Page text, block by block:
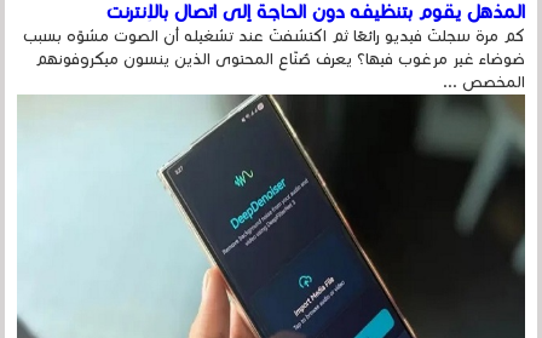
المذهل يقوم بتنظيفه دون الحاجة إلى اتصال بالإنترنت
كم مرة سجلتَ فيديو رائعًا ثم اكتشفتَ عند تشغيله أن الصوت مشوّه بسبب
ضوضاء غير مرغوب فيها؟ يعرف صُنّاع المحتوى الذين ينسون ميكروفونهم
المخصص ...